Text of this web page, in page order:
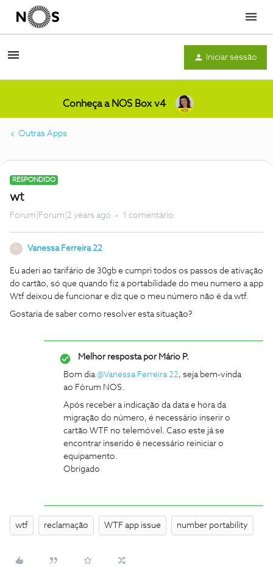
Menu
Iniciar sessão
Conheça a NOS Box v4
Outras Apps
RESPONDIDO
wt
Forum|Forum|2 years ago 1 comentário
V Vanessa Ferreira 22
Eu aderi ao tarifário de 30gb e cumpri todos os passos de ativação
do cartão, só que quando fiz a portabilidade do meu numero a app
Wtf deixou de funcionar e diz que o meu número não é da wtf.
Gostaria de saber como resolver esta situação?
Melhor resposta porMário P.
Bom dia@Vanessa Ferreira 22, seja bem-vinda
ao Fórum NOS.
Após receber a indicação da data e hora da
migração do número, é necessário inserir o
cartão WTF no telemóvel. Caso este já se
encontrar inserido é necessário reiniciar o
equipamento.
Obrigado
wtf reclamação WTF app issue number portability